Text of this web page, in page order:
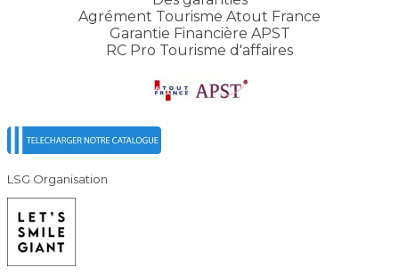
Agrément Tourisme Atout France
Garantie Financière APST
RC Pro Tourisme d'affaires
LSG Organisation